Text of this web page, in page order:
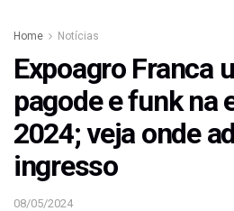
Home Notícias
Expoagro Franca
pagode e funk na
2024; veja onde
ingresso
08/05/2024